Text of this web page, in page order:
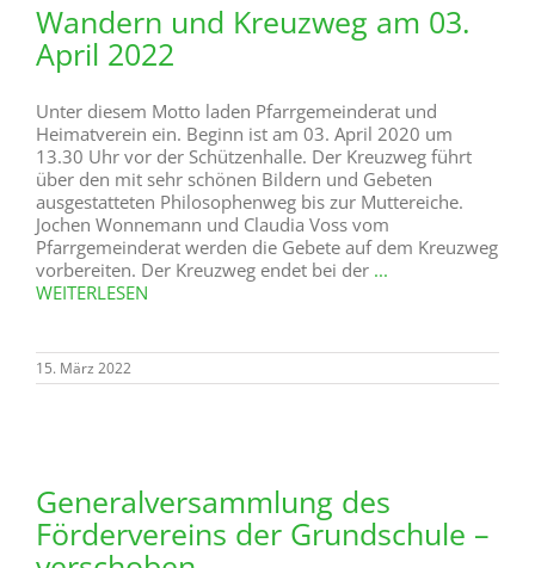
Wandern und Kreuzweg am 03.
April 2022
Unter diesem Motto laden Pfarrgemeinderat und
Heimatverein ein. Beginn ist am 03. April 2020 um
13.30 Uhr vor der Schützenhalle. Der Kreuzweg führt
über den mit sehr schönen Bildern und Gebeten
ausgestatteten Philosophenweg bis zur Muttereiche.
Jochen Wonnemann und Claudia Voss vom
Pfarrgemeinderat werden die Gebete auf dem Kreuzweg
vorbereiten. Der Kreuzweg endet bei der ...
WEITERLESEN
15. März 2022
Generalversammlung des
Fördervereins der Grundschule –